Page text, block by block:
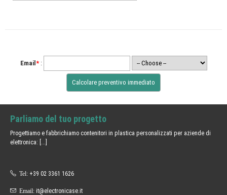
Email *:
Parliamo del tuo progetto
Progettiamo e fabbrichiamo contenitori in plastica personalizzati per aziende di
elettronica: [...]
Tel: +39 02 3361 1626
Email: it@electronicase.it